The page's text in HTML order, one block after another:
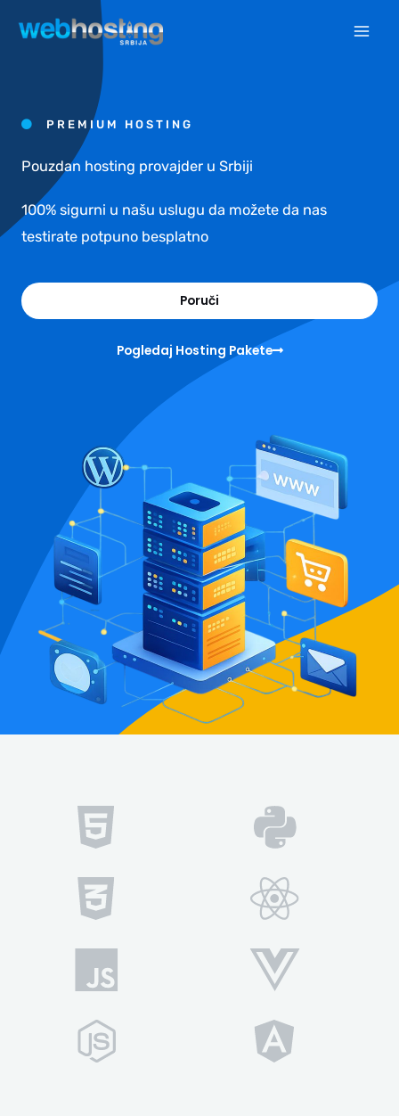
PREMIUM HOSTING
Pouzdan hosting provajder u Srbiji
100% sigurni u našu uslugu da možete da nas
testirate potpuno besplatno
Poruči
Pogledaj Hosting Pakete